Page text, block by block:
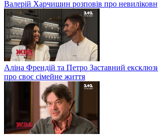
Валерій Харчишин розповів про
Аліна Френдій та Петро Заставний
про своє сімейне життя